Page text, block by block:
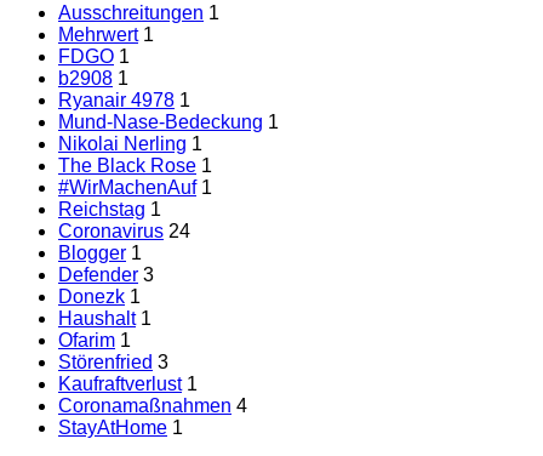
Ausschreitungen 1
Mehrwert 1
FDGO 1
b2908 1
Ryanair 4978 1
Mund-Nase-Bedeckung 1
Nikolai Nerling 1
The Black Rose 1
#WirMachenAuf 1
Reichstag 1
Coronavirus 24
Blogger 1
Defender 3
Donezk 1
Haushalt 1
Ofarim 1
Störenfried 3
Kaufraftverlust 1
Coronamaßnahmen 4
StayAtHome 1